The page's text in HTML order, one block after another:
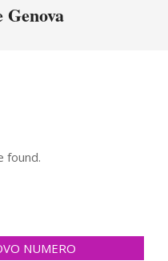
found.
NUMERO